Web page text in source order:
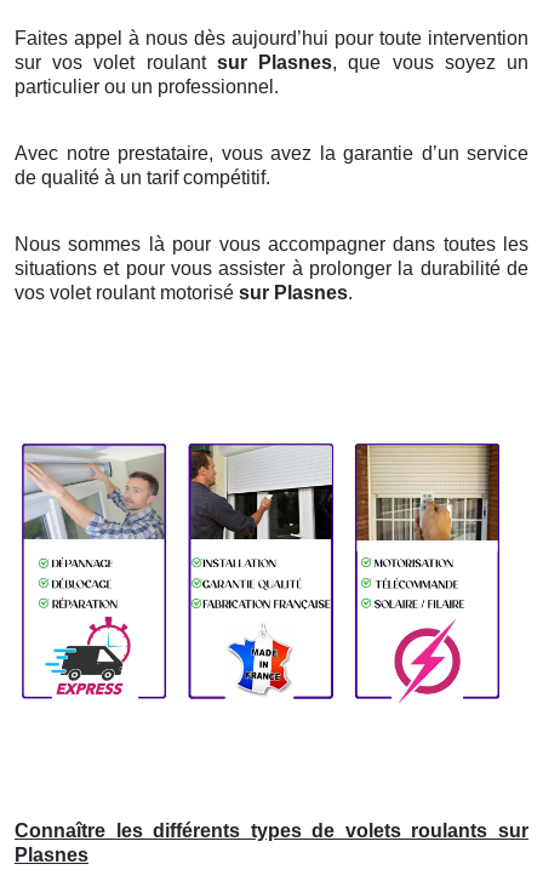
Faites appel à nous dès aujourd’hui pour toute intervention
sur vos volet roulant sur Plasnes, que vous soyez un
particulier ou un professionnel.
Avec notre prestataire, vous avez la garantie d’un service
de qualité à un tarif compétitif.
Nous sommes là pour vous accompagner dans toutes les
situations et pour vous assister à prolonger la durabilité de
vos volet roulant motorisé sur Plasnes.
Connaître les différents types de volets roulants sur
Plasnes